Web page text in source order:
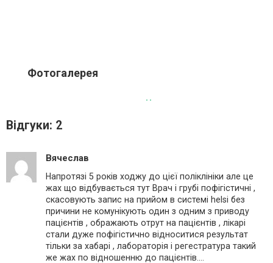
Фотогалерея
Відгуки: 2
Вячеслав
Напротязі 5 років ходжу до цієї поліклініки але це
жах що відбувається тут Врач і грубі пофігістичні ,
скасовують запис на прийом в системі helsi без
причини не комунікують один з одним з приводу
пацієнтів , ображають отрут на пацієнтів , лікарі
стали дуже пофігістично відноситися результат
тільки за хабарі , лабораторія і регестратура такий
же жах по відношенню до пацієнтів….